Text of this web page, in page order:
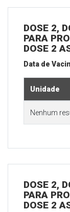
DOSE 2,
PARA
DOSE 2
Data de
Unidade
Nenhum
DOSE 2,
PARA
DOSE 2